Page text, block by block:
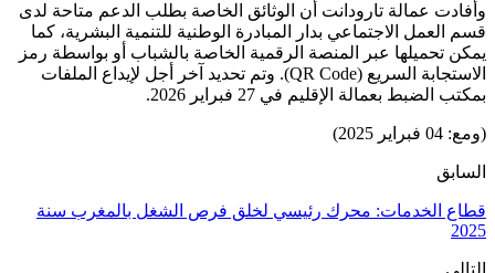
وأفادت عمالة تارودانت أن الوثائق الخاصة بطلب الدعم متاحة لدى
قسم العمل الاجتماعي بدار المبادرة الوطنية للتنمية البشرية، كما
يمكن تحميلها عبر المنصة الرقمية الخاصة بالشباب أو بواسطة رمز
الاستجابة السريع (QR Code). وتم تحديد آخر أجل لإيداع الملفات
بمكتب الضبط بعمالة الإقليم في 27 فبراير 2026.
(ومع: 04 فبراير 2025)
السابق
قطاع الخدمات: محرك رئيسي لخلق فرص الشغل بالمغرب سنة
2025
التالي